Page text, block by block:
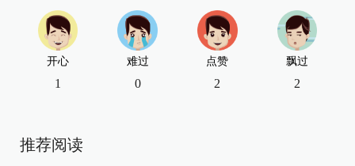
开心
1
难过
0
点赞
2
飘过
2
推荐阅读